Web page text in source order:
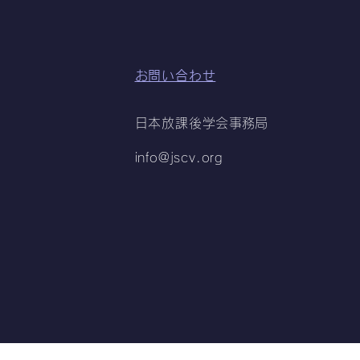
お問い合わせ
日本放課後学会事務局
info@jscv.org